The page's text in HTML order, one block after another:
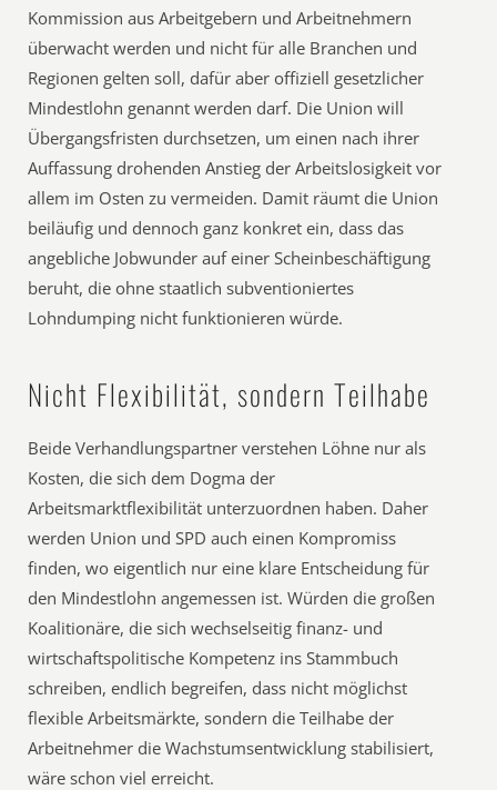
Kommission aus Arbeitgebern und Arbeitnehmern
überwacht werden und nicht für alle Branchen und
Regionen gelten soll, dafür aber offiziell gesetzlicher
Mindestlohn genannt werden darf. Die Union will
Übergangsfristen durchsetzen, um einen nach ihrer
Auffassung drohenden Anstieg der Arbeitslosigkeit vor
allem im Osten zu vermeiden. Damit räumt die Union
beiläufig und dennoch ganz konkret ein, dass das
angebliche Jobwunder auf einer Scheinbeschäftigung
beruht, die ohne staatlich subventioniertes
Lohndumping nicht funktionieren würde.
Nicht Flexibilität, sondern Teilhabe
Beide Verhandlungspartner verstehen Löhne nur als
Kosten, die sich dem Dogma der
Arbeitsmarktflexibilität unterzuordnen haben. Daher
werden Union und SPD auch einen Kompromiss
finden, wo eigentlich nur eine klare Entscheidung für
den Mindestlohn angemessen ist. Würden die großen
Koalitionäre, die sich wechselseitig finanz- und
wirtschaftspolitische Kompetenz ins Stammbuch
schreiben, endlich begreifen, dass nicht möglichst
flexible Arbeitsmärkte, sondern die Teilhabe der
Arbeitnehmer die Wachstumsentwicklung stabilisiert,
wäre schon viel erreicht.